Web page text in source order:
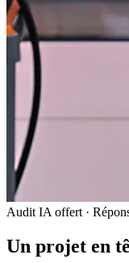
Audit IA offert ·
Un projet en